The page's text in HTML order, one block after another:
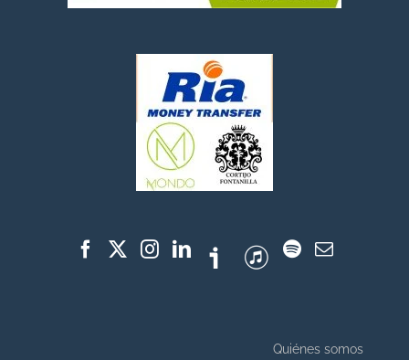
Quiénes somos